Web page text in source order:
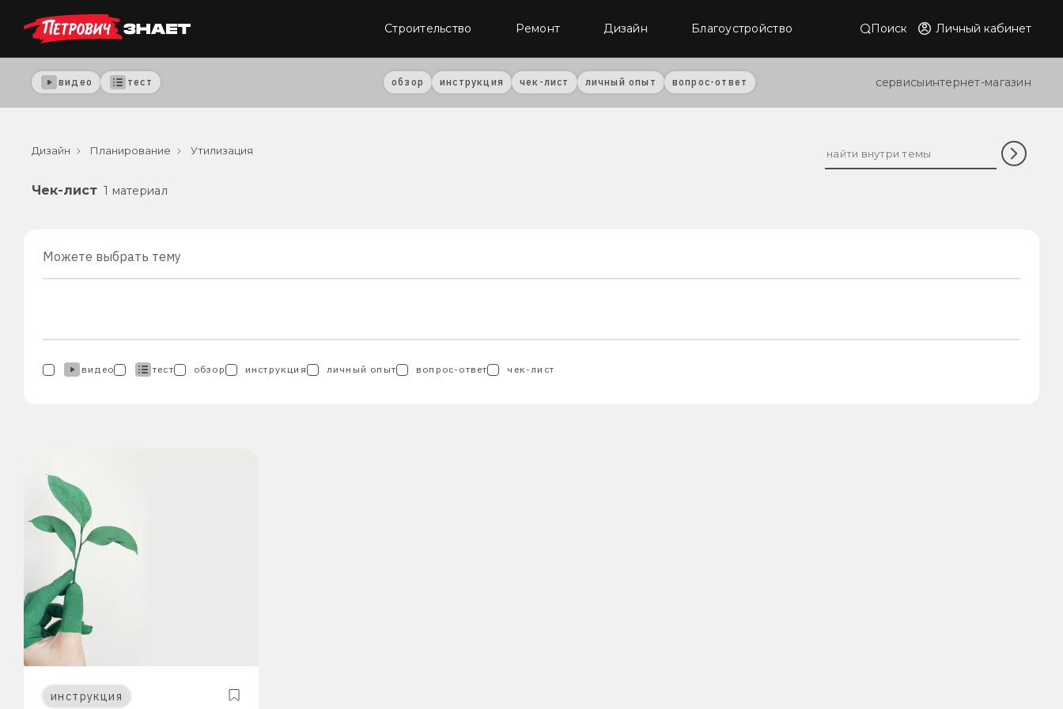
Строительство Ремонт Дизайн Благоустройство Поиск Личный кабинет
видео тест обзор инструкция чек-лист личный опыт вопрос-ответ сервисыинтернет-магазин
Дизайн Планирование Утилизация
Чек-лист 1 материал
Можете выбрать тему
видео тест обзор инструкция личный опыт вопрос-ответ чек-лист
инструкция